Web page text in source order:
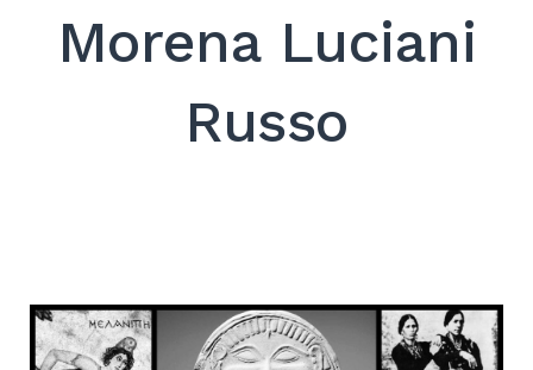
Search
for:
Morena Luciani
Russo